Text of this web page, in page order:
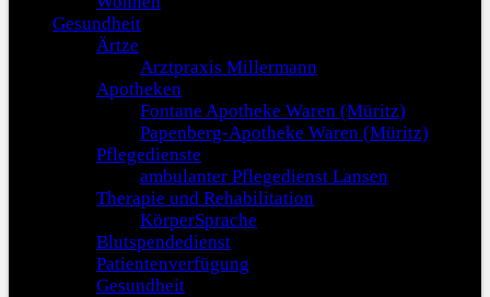
Gesundheit
Ärtze
Arztpraxis Millermann
Apotheken
Fontane Apotheke Waren (Müritz)
Papenberg-Apotheke Waren (Müritz)
Pflegedienste
ambulanter Pflegedienst Lansen
Therapie und Rehabilitation
KörperSprache
Blutspendedienst
Patientenverfügung
Gesundheit